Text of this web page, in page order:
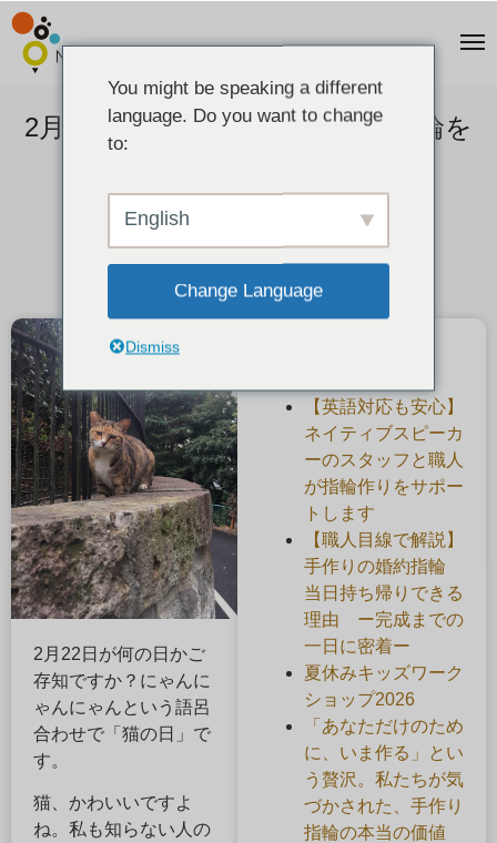
2月22日は猫の日・猫の刻印で指輪を
2月22日が何の日かご
存知ですか？にゃんに
ゃんにゃんという語呂
合わせで「猫の日」で
す。
猫、かわいいですよ
ね。私も知らない人の
【英語対応も安心】
ネイティブスピーカ
ーのスタッフと職人
が指輪作りをサポー
トします
【職人目線で解説】
手作りの婚約指輪
当日持ち帰りできる
理由 ー完成までの
一日に密着ー
夏休みキッズワーク
ショップ2026
「あなただけのため
に、いま作る」とい
う贅沢。私たちが気
づかされた、手作り
指輪の本当の価値
You might be speaking a different
language. Do you want to change
to:
English
Change Language
Dismiss